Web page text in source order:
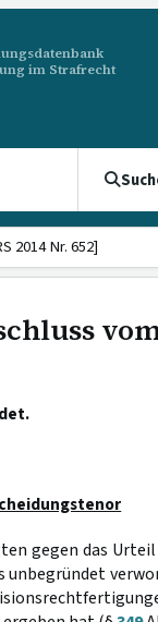
im Strafrecht
2014 Nr. 652]
gegen das
unbegründet